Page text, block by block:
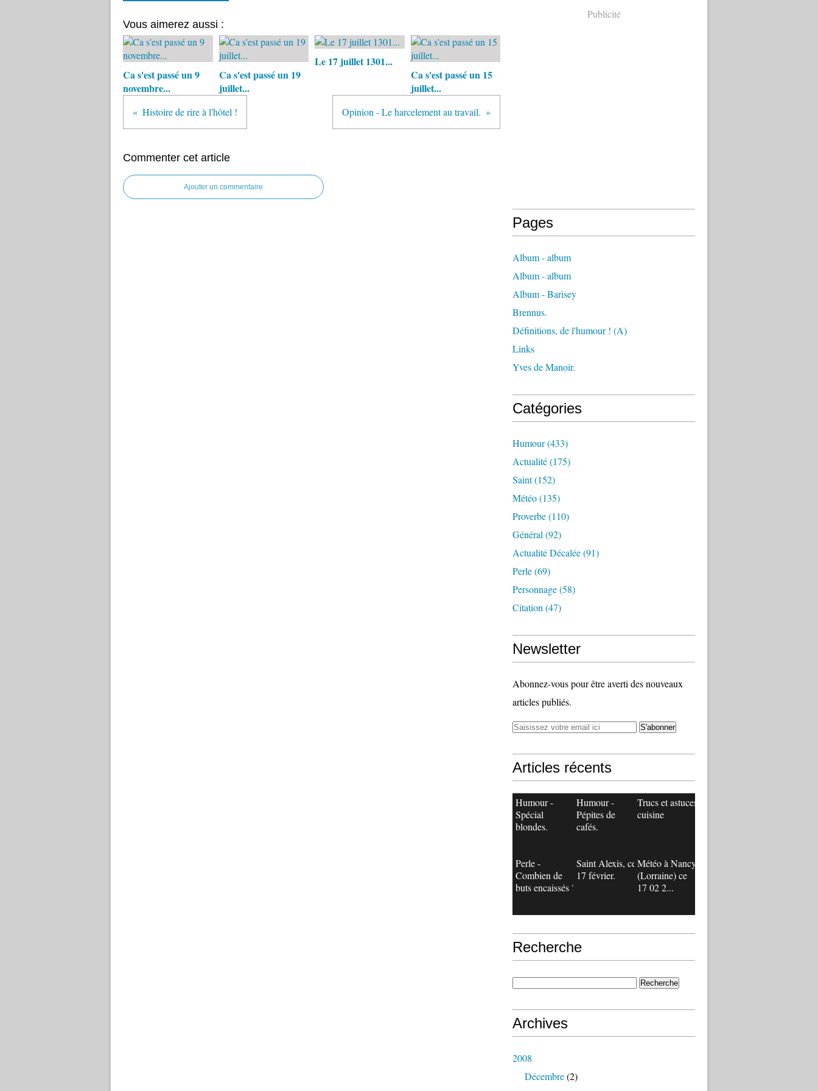
Vous aimerez aussi :
Ca s'est passé un 9
novembre...
Ca s'est passé un 19
juillet...
Le 17 juillet 1301...
Ca s'est passé un 15
juillet...
Histoire de rire à l'hôtel ! Opinion - Le harcelement au travail.
Commenter cet article
Ajouter un commentaire
Publicité
Pages
Album - album
Album - album
Album - Barisey
Brennus.
Définitions, de l'humour ! (A)
Links
Yves de Manoir.
Catégories
Humour(433)
Actualité(175)
Saint(152)
Météo(135)
Proverbe(110)
Général (92)
Actualité Décalée(91)
Perle(69)
Personnage(58)
Citation (47)
Newsletter
Abonnez-vous pour être averti des nouveaux
articles publiés.
Articles récents
Humour -
Spécial
blondes.
Humour -
Pépites de
cafés.
Trucs et astuces
cuisine
Perle -
Combien de
buts encaissés ?
Saint Alexis, ce
17 février.
Météo à Nancy
(Lorraine) ce
17 02 2...
Recherche
Archives
2008
Décembre(2)